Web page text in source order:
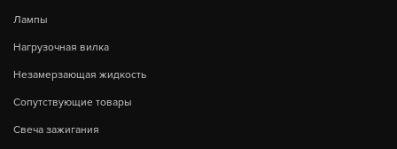
Лампы
Нагрузочная вилка
Незамерзающая жидкость
Сопутствующие товары
Свеча зажигания